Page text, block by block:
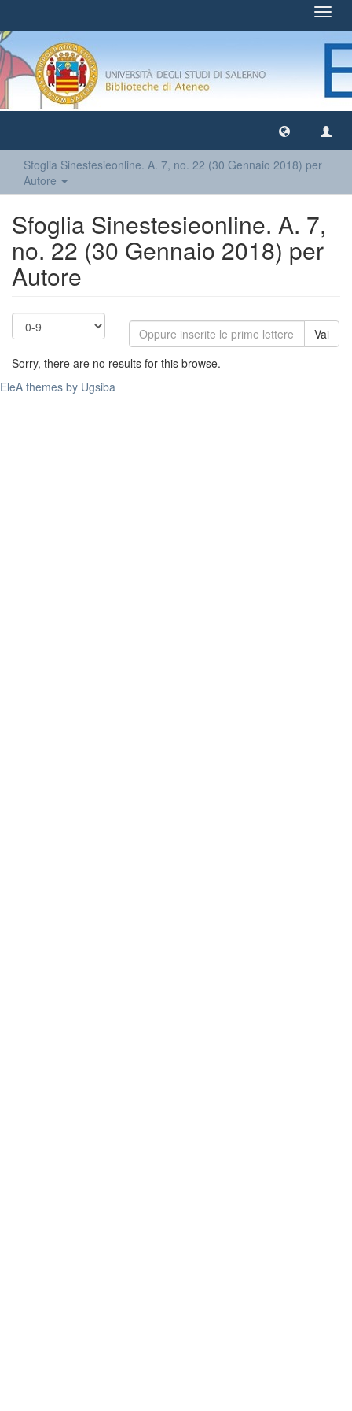
Sfoglia Sinestesieonline. A. 7, no. 22 (30 Gennaio 2018) per
Autore
Sfoglia Sinestesieonline. A. 7,
no. 22 (30 Gennaio 2018) per
Autore
Vai
Sorry, there are no results for this browse.
EleA themes by Ugsiba